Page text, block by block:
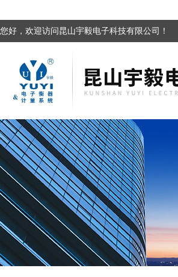
您好，欢迎访问昆山宇毅电子科技有限公司！